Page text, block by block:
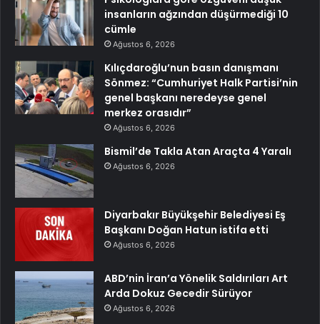
insanların ağzından düşürmediği 10
cümle
Ağustos 6, 2026
Kılıçdaroğlu’nun basın danışmanı
Sönmez: “Cumhuriyet Halk Partisi’nin
genel başkanı neredeyse genel
merkez orasıdır”
Ağustos 6, 2026
Bismil’de Takla Atan Araçta 4 Yaralı
Ağustos 6, 2026
Diyarbakır Büyükşehir Belediyesi Eş
Başkanı Doğan Hatun istifa etti
Ağustos 6, 2026
ABD’nin İran’a Yönelik Saldırıları Art
Arda Dokuz Gecedir Sürüyor
Ağustos 6, 2026